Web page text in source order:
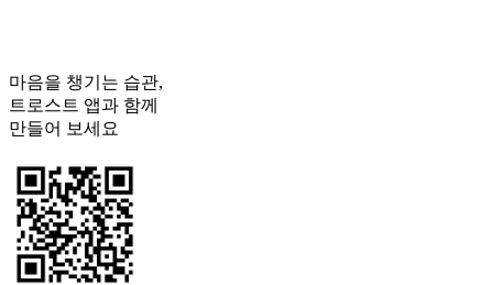
마음을 챙기는 습관,
트로스트 앱과 함께
만들어 보세요